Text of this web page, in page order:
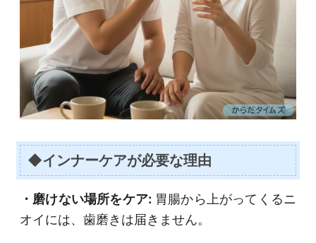
◆インナーケアが必要な理由
・磨けない場所をケア: 胃腸から上がってくるニ
オイには、歯磨きは届きません。